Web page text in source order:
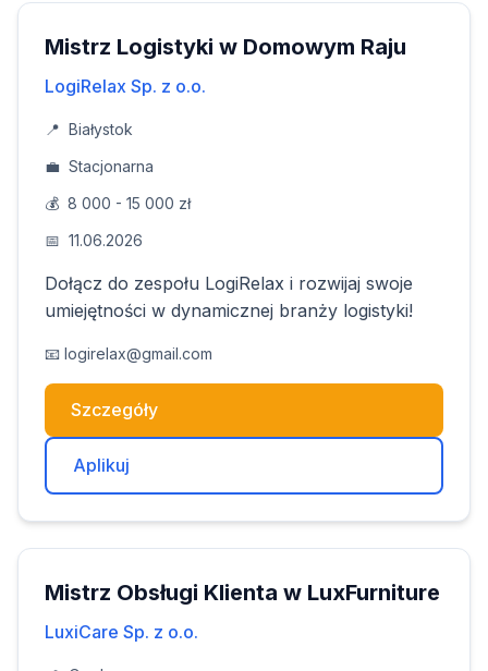
Mistrz Logistyki w Domowym Raju
LogiRelax Sp. z o.o.
📍 Białystok
💼 Stacjonarna
💰 8 000 - 15 000 zł
📅 11.06.2026
Dołącz do zespołu LogiRelax i rozwijaj swoje
umiejętności w dynamicznej branży logistyki!
📧 logirelax@gmail.com
Szczegóły
Aplikuj
Mistrz Obsługi Klienta w LuxFurniture
LuxiCare Sp. z o.o.